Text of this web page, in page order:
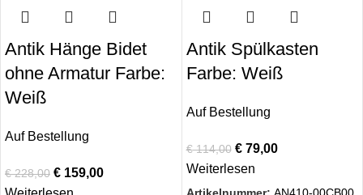
Antik Hänge Bidet
ohne Armatur Farbe:
Weiß
Auf Bestellung
€228,00 € 159,00
Antik Spülkasten
Farbe: Weiß
Auf Bestellung
€114,00 €79,00
Weiterlesen
Artikelnummer: AN410-00CB00